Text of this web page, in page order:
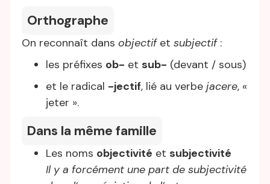
Orthographe
On reconnaît dans objectifet subjectif:
les préfixes ob- et sub- (devant / sous)
et le radical -jectif, lié au verbe jacere, «
jeter ».
Dans la même famille
Les noms objectivité et subjectivité
Il y a forcément une part de subjectivité